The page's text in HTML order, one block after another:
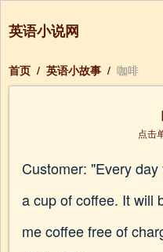
英语小说网
首页 / 英语小故事 / 咖啡
点击
Customer: "Every
a cup of coffee. It will
me coffee free of